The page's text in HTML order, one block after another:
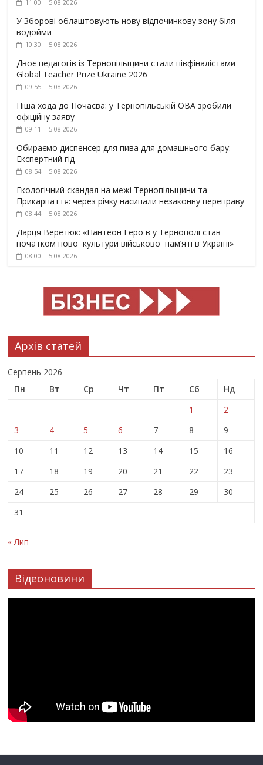
11:00 | 5.08.2026
У Зборові облаштовують нову відпочинкову зону біля
водойми
10:30 | 5.08.2026
Двоє педагогів із Тернопільщини стали півфіналістами
Global Teacher Prize Ukraine 2026
09:55 | 5.08.2026
Піша хода до Почаєва: у Тернопільській ОВА зробили
офіційну заяву
09:11 | 5.08.2026
Обираємо диспенсер для пива для домашнього бару:
Експертний гід
08:54 | 5.08.2026
Екологічний скандал на межі Тернопільщини та
Прикарпаття: через річку насипали незаконну переправу
08:44 | 5.08.2026
Дарця Веретюк: «Пантеон Героїв у Тернополі став
початком нової культури військової пам’яті в Україні»
08:00 | 5.08.2026
Архів статей
Серпень 2026
Пн
Вт Ср Чт Пт Сб
Нд
1
2
3
4 5 6 7 8
9
10
11 12 13 14 15
16
17
18 19 20 21 22
23
24
25 26 27 28 29
30
31
« Лип
Відеоновини